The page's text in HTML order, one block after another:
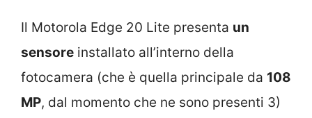
Il Motorola Edge 20 Lite presenta un
sensore installato all’interno della
fotocamera (che è quella principale da 108
MP, dal momento che ne sono presenti 3)